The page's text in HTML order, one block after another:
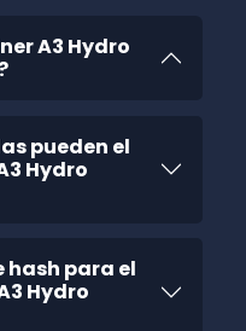
A3 Hydro
pueden el
Hydro
hash para el
Hydro